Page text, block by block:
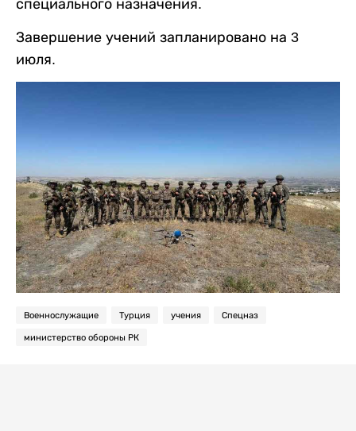
специального назначения.
Завершение учений запланировано на 3
июля.
Военнослужащие Турция учения Спецназ
министерство обороны РК